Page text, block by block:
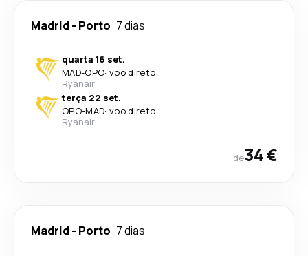
Madrid- Porto 7 dias
quarta 16 set.
MAD-OPO· voo direto
Ryanair
terça 22 set.
OPO-MAD· voo direto
Ryanair
de34 €
Madrid- Porto 7 dias